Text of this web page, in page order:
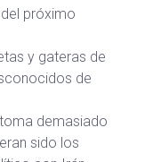
próximo
y gateras de
de
demasiado
sido los